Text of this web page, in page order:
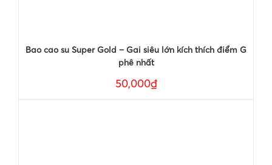
Bao cao su Super Gold – Gai siêu lớn kích thích điểm G
phê nhất
50,000₫